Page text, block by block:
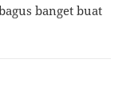
banget buat